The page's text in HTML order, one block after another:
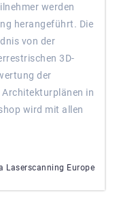
werden
herangeführt. Die
von der
3D-
der
in
wird mit allen
Laserscanning Europe